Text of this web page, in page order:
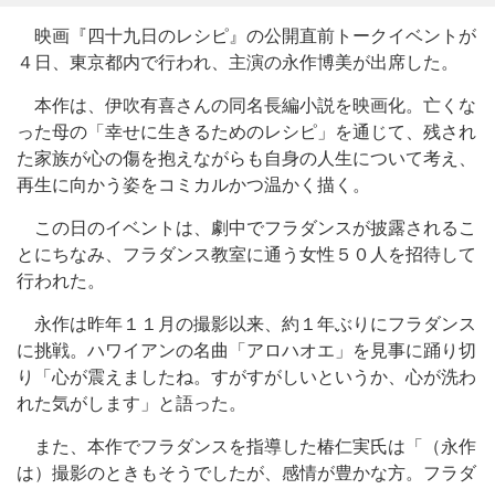
映画『四十九日のレシピ』の公開直前トークイベントが
４日、東京都内で行われ、主演の永作博美が出席した。
本作は、伊吹有喜さんの同名長編小説を映画化。亡くな
った母の「幸せに生きるためのレシピ」を通じて、残され
た家族が心の傷を抱えながらも自身の人生について考え、
再生に向かう姿をコミカルかつ温かく描く。
この日のイベントは、劇中でフラダンスが披露されるこ
とにちなみ、フラダンス教室に通う女性５０人を招待して
行われた。
永作は昨年１１月の撮影以来、約１年ぶりにフラダンス
に挑戦。ハワイアンの名曲「アロハオエ」を見事に踊り切
り「心が震えましたね。すがすがしいというか、心が洗わ
れた気がします」と語った。
また、本作でフラダンスを指導した椿仁実氏は「（永作
は）撮影のときもそうでしたが、感情が豊かな方。フラダ